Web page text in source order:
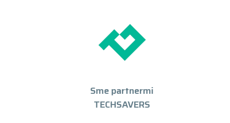
Sme partnermi
TECHSAVERS